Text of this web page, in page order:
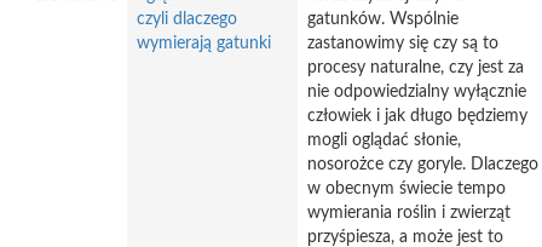
czyli dlaczego
wymierają gatunki
gatunków. Wspólnie
zastanowimy się czy są to
procesy naturalne, czy jest za
nie odpowiedzialny wyłącznie
człowiek i jak długo będziemy
mogli oglądać słonie,
nosorożce czy goryle. Dlaczego
w obecnym świecie tempo
wymierania roślin i zwierząt
przyśpiesza, a może jest to